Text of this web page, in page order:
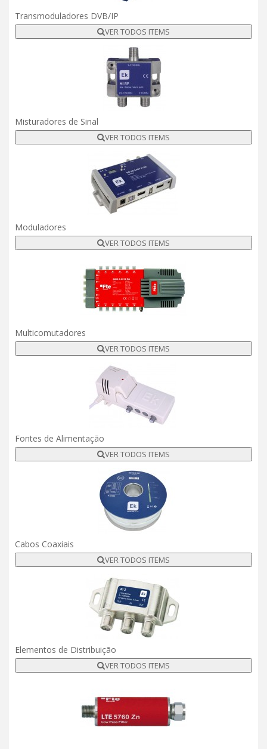
Transmoduladores DVB/IP
VER TODOS ITEMS
Misturadores de Sinal
VER TODOS ITEMS
Moduladores
VER TODOS ITEMS
Multicomutadores
VER TODOS ITEMS
Fontes de Alimentação
VER TODOS ITEMS
Cabos Coaxiais
VER TODOS ITEMS
Elementos de Distribuição
VER TODOS ITEMS